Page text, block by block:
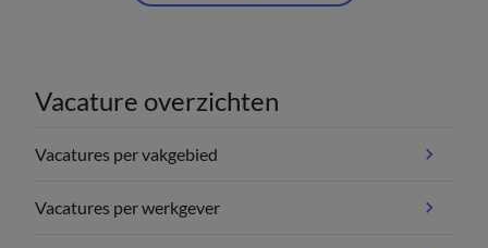
Vacature overzichten
Vacatures per vakgebied
Vacatures per werkgever